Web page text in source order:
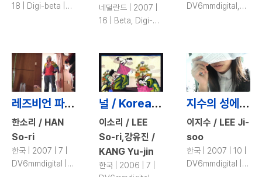
18 | Digi-beta |
네덜란드 | 2007 |
16 | Beta, Digi-
DV6mmdigital,
레즈비언 파이터 / Lesbian Fighter
한소리 / HAN
So-ri
한국 | 2007 | 7 |
DV6mmdigital |
널 / Korean Seesaw
이소리 / LEE
So-ri,강유진 /
KANG Yu-jin
한국 | 2006 | 7 |
지수의 성에 관한 보고서 / Everything Jisoo Always Wanted to Know about Sex
이지수 / LEE Ji-
soo
한국 | 2007 | 10 |
DV6mmdigital |